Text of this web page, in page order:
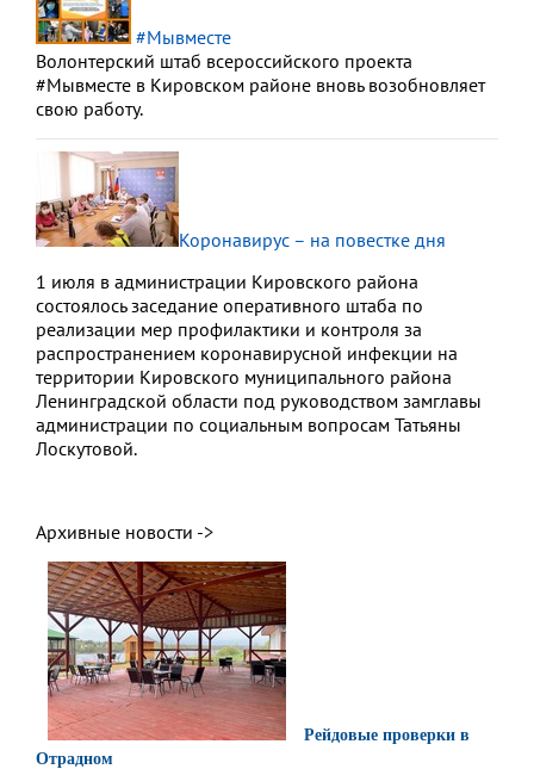
#Мывместе
Волонтерский штаб всероссийского проекта
#Мывместе в Кировском районе вновь возобновляет
свою работу.
Коронавирус – на повестке дня
1 июля в администрации Кировского района
состоялось заседание оперативного штаба по
реализации мер профилактики и контроля за
распространением коронавирусной инфекции на
территории Кировского муниципального района
Ленинградской области под руководством замглавы
администрации по социальным вопросам Татьяны
Лоскутовой.
Архивные новости ->
Рейдовые проверки в
Отрадном